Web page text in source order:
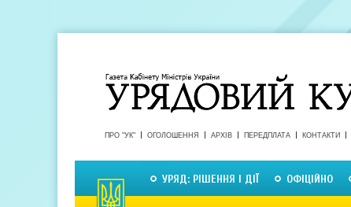
ПРО "УК" ОГОЛОШЕННЯ АРХІВ ПЕРЕДПЛАТА КОНТАКТИ
УРЯД: РІШЕННЯ І ДІЇ ОФІЦІЙНО